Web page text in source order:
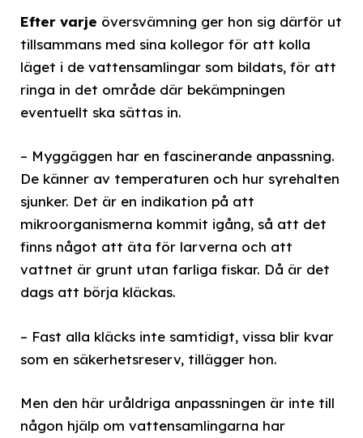
Efter varje översvämning ger hon sig därför ut
tillsammans med sina kollegor för att kolla
läget i de vattensamlingar som bildats, för att
ringa in det område där bekämpningen
eventuellt ska sättas in.
– Myggäggen har en fascinerande anpassning.
De känner av temperaturen och hur syrehalten
sjunker. Det är en indikation på att
mikroorganismerna kommit igång, så att det
finns något att äta för larverna och att
vattnet är grunt utan farliga fiskar. Då är det
dags att börja kläckas.
– Fast alla kläcks inte samtidigt, vissa blir kvar
som en säkerhetsreserv, tillägger hon.
Men den här uråldriga anpassningen är inte till
någon hjälp om vattensamlingarna har